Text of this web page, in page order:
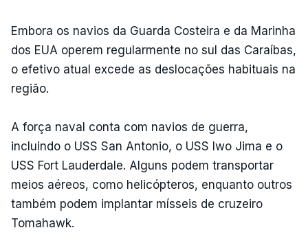
Embora os navios da Guarda Costeira e da Marinha
dos EUA operem regularmente no sul das Caraíbas,
o efetivo atual excede as deslocações habituais na
região.
A força naval conta com navios de guerra,
incluindo o USS San Antonio, o USS Iwo Jima e o
USS Fort Lauderdale. Alguns podem transportar
meios aéreos, como helicópteros, enquanto outros
também podem implantar mísseis de cruzeiro
Tomahawk.